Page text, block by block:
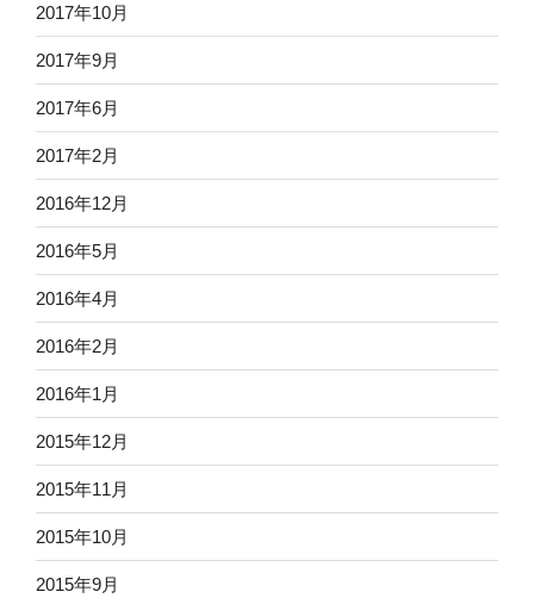
2017年10月
2017年9月
2017年6月
2017年2月
2016年12月
2016年5月
2016年4月
2016年2月
2016年1月
2015年12月
2015年11月
2015年10月
2015年9月